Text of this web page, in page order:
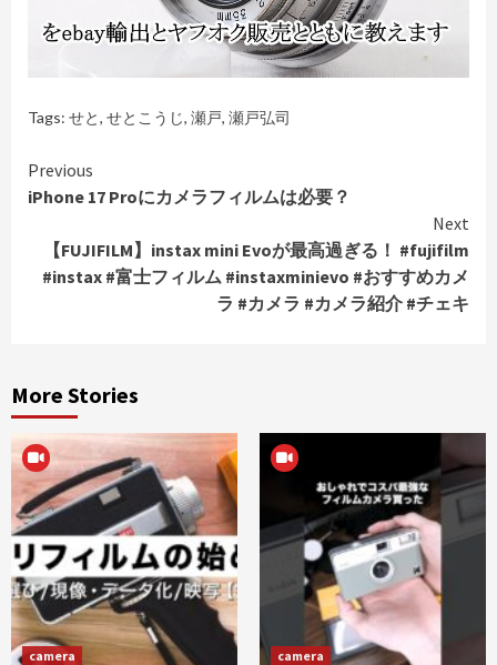
Tags: せと, せとこうじ, 瀬戸, 瀬戸弘司
Continue
Reading
Previous
iPhone 17 Proにカメラフィルムは必要？
Next
【FUJIFILM】instax mini Evoが最高過ぎる！ #fujifilm
#instax #富士フィルム #instaxminievo #おすすめカメ
ラ #カメラ #カメラ紹介 #チェキ
More Stories
camera camera